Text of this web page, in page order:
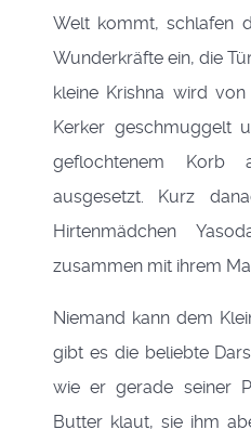
Welt kommt, schlafen
Wunderkräfte ein, die
kleine Krishna wird
Kerker geschmuggelt
geflochtenem Korb
ausgesetzt. Kurz
Hirtenmädchen
zusammen mit ihrem
Niemand kann dem
gibt es die beliebte
wie er gerade seiner
Butter klaut, sie ihm